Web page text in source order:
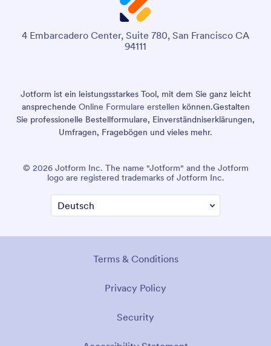
4 Embarcadero Center, Suite 780, San Francisco CA
94111
Jotform ist ein leistungsstarkes Tool, mit dem Sie ganz leicht
ansprechende Online Formulare erstellen können.Gestalten
Sie professionelle Bestellformulare, Einverständniserklärungen,
Umfragen, Fragebögen und vieles mehr.
© 2026 Jotform Inc. The name "Jotform" and the Jotform
logo are registered trademarks of Jotform Inc.
Terms & Conditions
Privacy Policy
Security